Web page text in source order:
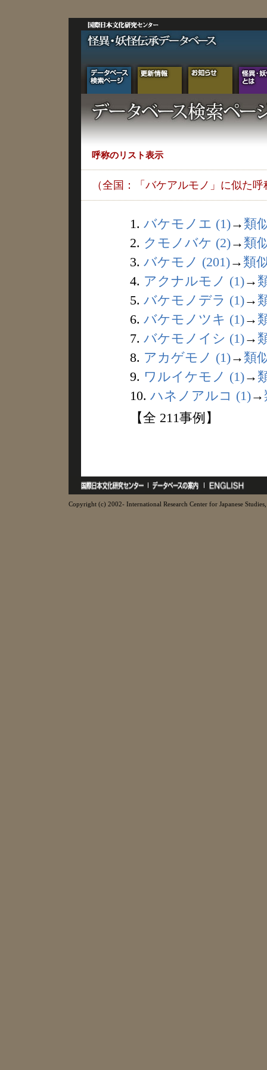
呼称のリスト表示
（全国：「バケアルモノ」に似た呼
1. バケモノエ (1)→ 類
2. クモノバケ (2)→ 類
3. バケモノ (201)→ 類
4. アクナルモノ (1)→
5. バケモノデラ (1)→
6. バケモノツキ (1)→
7. バケモノイシ (1)→
8. アカゲモノ (1)→ 類
9. ワルイケモノ (1)→
10. ハネノアルコ (1)→
【全 211事例】
Copyright (c) 2002- International Research Center for Japanese